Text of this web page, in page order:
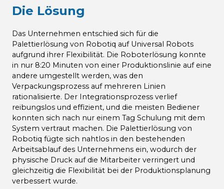
Die Lösung
Das Unternehmen entschied sich für die
Palettierlösung von Robotiq auf Universal Robots
aufgrund ihrer Flexibilität. Die Roboterlösung konnte
in nur 8:20 Minuten von einer Produktionslinie auf eine
andere umgestellt werden, was den
Verpackungsprozess auf mehreren Linien
rationalisierte. Der Integrationsprozess verlief
reibungslos und effizient, und die meisten Bediener
konnten sich nach nur einem Tag Schulung mit dem
System vertraut machen. Die Palettierlösung von
Robotiq fügte sich nahtlos in den bestehenden
Arbeitsablauf des Unternehmens ein, wodurch der
physische Druck auf die Mitarbeiter verringert und
gleichzeitig die Flexibilität bei der Produktionsplanung
verbessert wurde.